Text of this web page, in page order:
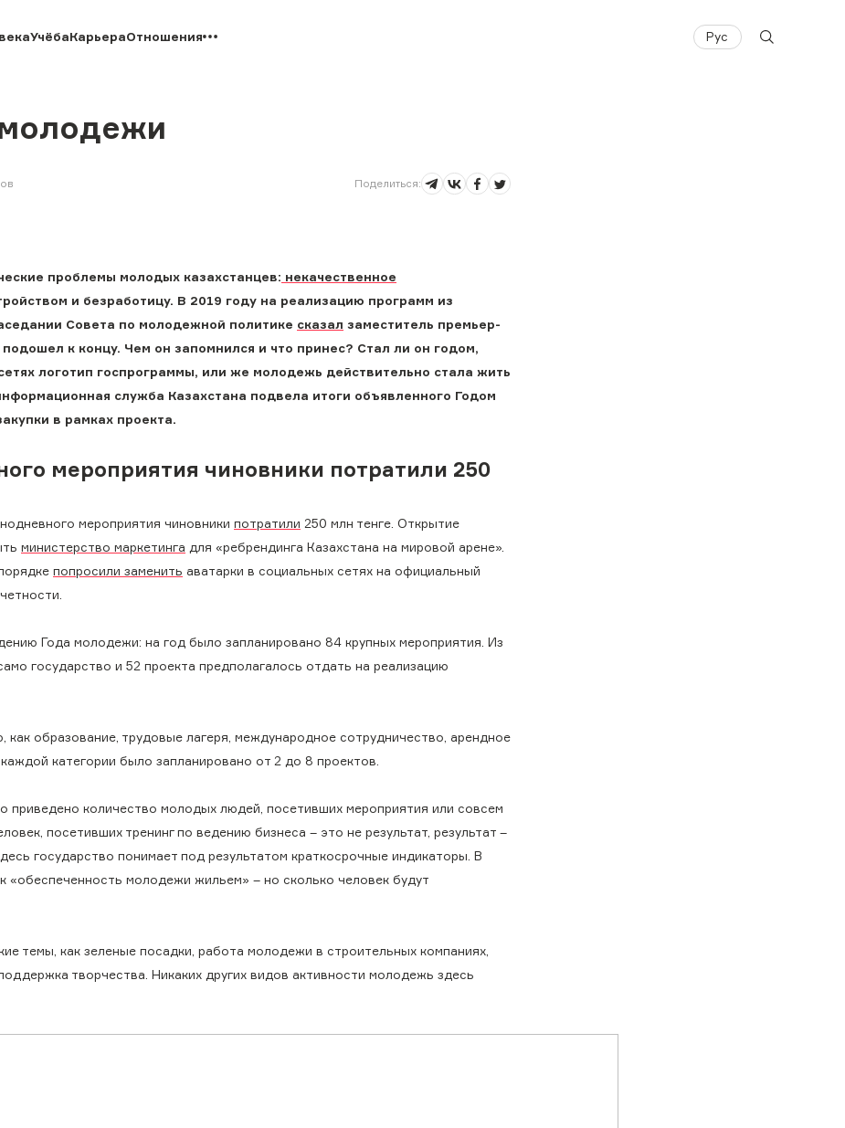
УчёбаКарьераОтношения Рус
Поделиться:
проблемы молодых казахстанцев: некачественное
и безработицу. В 2019 году на реализацию программ из
Совета по молодежной политике сказал заместитель премьер-
к концу. Чем он запомнился и что принес? Стал ли он годом,
логотип госпрограммы, или же молодежь действительно стала жить
служба Казахстана подвела итоги объявленного Годом
в рамках проекта.
мероприятия чиновники потратили 250
мероприятия чиновники потратили 250 млн тенге. Открытие
министерство маркетинга для «ребрендинга Казахстана на мировой арене».
попросили заменить аватарки в социальных сетях на официальный
Года молодежи: на год было запланировано 84 крупных мероприятия. Из
государство и 52 проекта предполагалось отдать на реализацию
образование, трудовые лагеря, международное сотрудничество, арендное
категории было запланировано от 2 до 8 проектов.
приведено количество молодых людей, посетивших мероприятия или совсем
посетивших тренинг по ведению бизнеса – это не результат, результат –
государство понимает под результатом краткосрочные индикаторы. В
«обеспеченность молодежи жильем» – но сколько человек будут
темы, как зеленые посадки, работа молодежи в строительных компаниях,
творчества. Никаких других видов активности молодежь здесь